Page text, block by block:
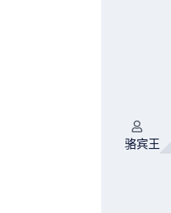
骆宾王